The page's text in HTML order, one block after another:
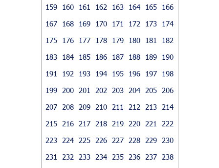
159
160 161 162 163 164 165
166
167
168 169 170 171 172 173
174
175
176 177 178 179 180 181
182
183
184 185 186 187 188 189
190
191
192 193 194 195 196 197
198
199
200 201 202 203 204 205
206
207
208 209 210 211 212 213
214
215
216 217 218 219 220 221
222
223
224 225 226 227 228 229
230
231
232 233 234 235 236 237
238